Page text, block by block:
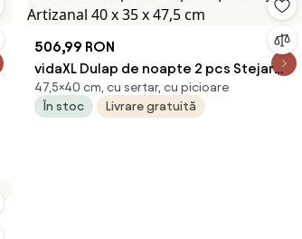
506,99 RON
vidaXL Dulap de noapte 2 pcs Stejar
Artizanal 40 x 35 x 47,5 cm
47,5×40 cm, cu sertar, cu picioare
În stoc
Livrare gratuită